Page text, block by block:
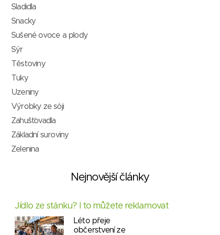
Sladidla
Snacky
Sušené ovoce a plody
Sýr
Těstoviny
Tuky
Uzeniny
Výrobky ze sóji
Zahušťovadla
Základní suroviny
Zelenina
Nejnovější články
Jídlo ze stánku? I to můžete reklamovat
Léto přeje
občerstvení ze